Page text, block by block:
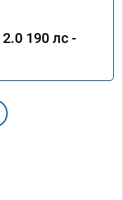
190 лс -